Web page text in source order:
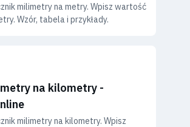
milimetry na metry. Wpisz wartość
Wzór, tabela i przykłady.
na kilometry -
milimetry na kilometry. Wpisz